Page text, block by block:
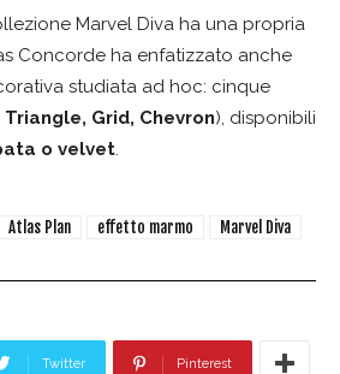
Marvel Diva ha una propria
Concorde ha enfatizzato anche
studiata ad hoc: cinque
Triangle, Grid, Chevron), disponibili
o velvet.
Atlas Plan effetto marmo Marvel Diva
Twitter Pinterest